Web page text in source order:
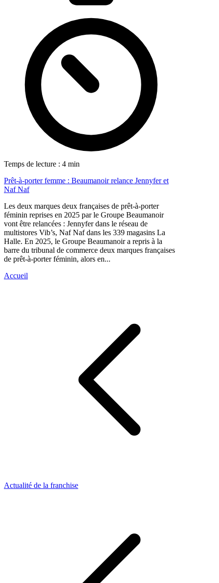
Temps de lecture : 4 min
Prêt-à-porter femme : Beaumanoir relance Jennyfer et
Naf Naf
Les deux marques deux françaises de prêt-à-porter
féminin reprises en 2025 par le Groupe Beaumanoir
vont être relancées : Jennyfer dans le réseau de
multistores Vib’s, Naf Naf dans les 339 magasins La
Halle. En 2025, le Groupe Beaumanoir a repris à la
barre du tribunal de commerce deux marques françaises
de prêt-à-porter féminin, alors en...
Accueil
Actualité de la franchise